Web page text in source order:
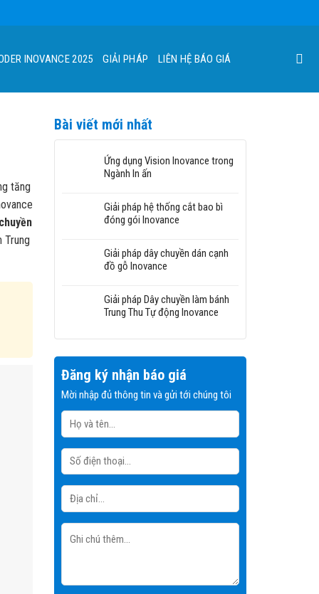
INOVANCE 2025 GIẢI PHÁP LIÊN HỆ BÁO GIÁ
tăng
Trung
Bài viết mới nhất
Ứng dụng Vision Inovance trong
Ngành In ấn
Giải pháp hệ thống cắt bao bì
đóng gói Inovance
Giải pháp dây chuyền dán cạnh
đồ gỗ Inovance
Giải pháp Dây chuyền làm bánh
Trung Thu Tự động Inovance
Đăng ký nhận báo giá
Mời nhập đủ thông tin và gửi tới chúng tôi